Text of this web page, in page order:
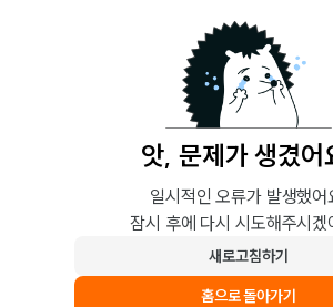
앗, 문제가 생겼어
일시적인 오류가 발생했어
잠시 후에 다시 시도해주시겠
새로고침하기
홈으로 돌아가기